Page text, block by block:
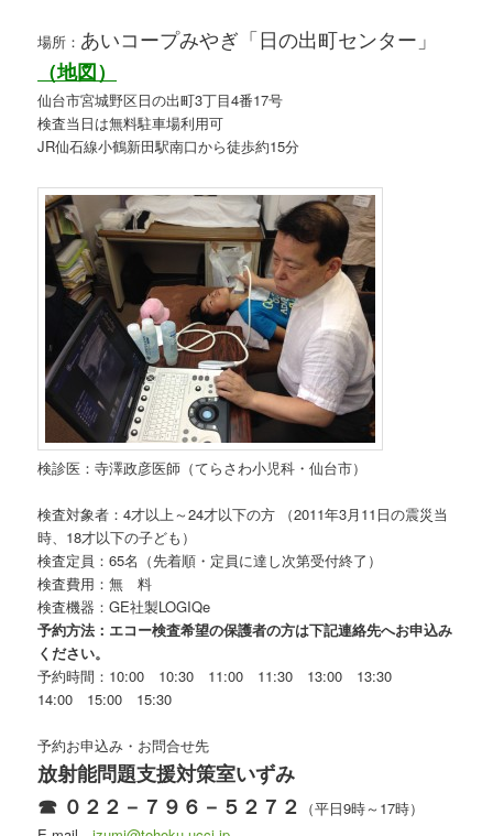
場所： あいコープみやぎ「日の出町センター」
（地図）
仙台市宮城野区日の出町3丁目4番17号
検査当日は無料駐車場利用可
JR仙石線小鶴新田駅南口から徒歩約15分
検診医：寺澤政彦医師（てらさわ小児科・仙台市）
検査対象者：4才以上～24才以下の方 （2011年3月11日の震災当
時、18才以下の子ども）
検査定員：65名（先着順・定員に達し次第受付終了）
検査費用：無 料
検査機器：GE社製LOGIQe
予約方法：エコー検査希望の保護者の方は下記連絡先へお申込み
ください。
予約時間：10:00 10:30 11:00 11:30 13:00 13:30
14:00 15:00 15:30
予約お申込み・お問合せ先
放射能問題支援対策室いずみ
☎ ０２２－７９６－５２７２ （平日9時～17時）